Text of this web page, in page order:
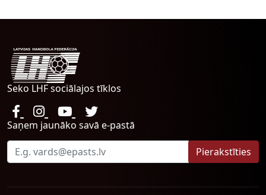
Seko LHF sociālajos tīklos
Saņem jaunāko savā e-pastā